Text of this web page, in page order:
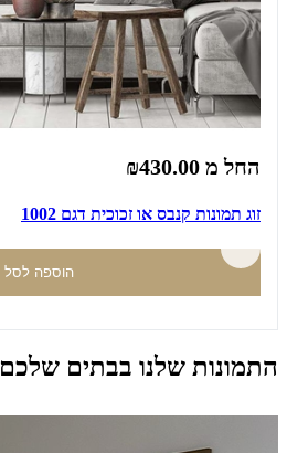
החל מ ₪430.00
זוג תמונות קנבס או זכוכית דגם 1002
הוספה לסל
התמונות שלנו בבתים שלכם